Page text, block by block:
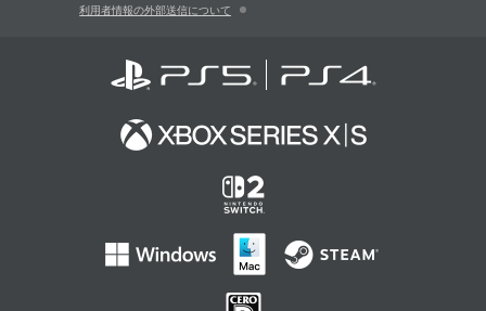
利用者情報の外部送信について